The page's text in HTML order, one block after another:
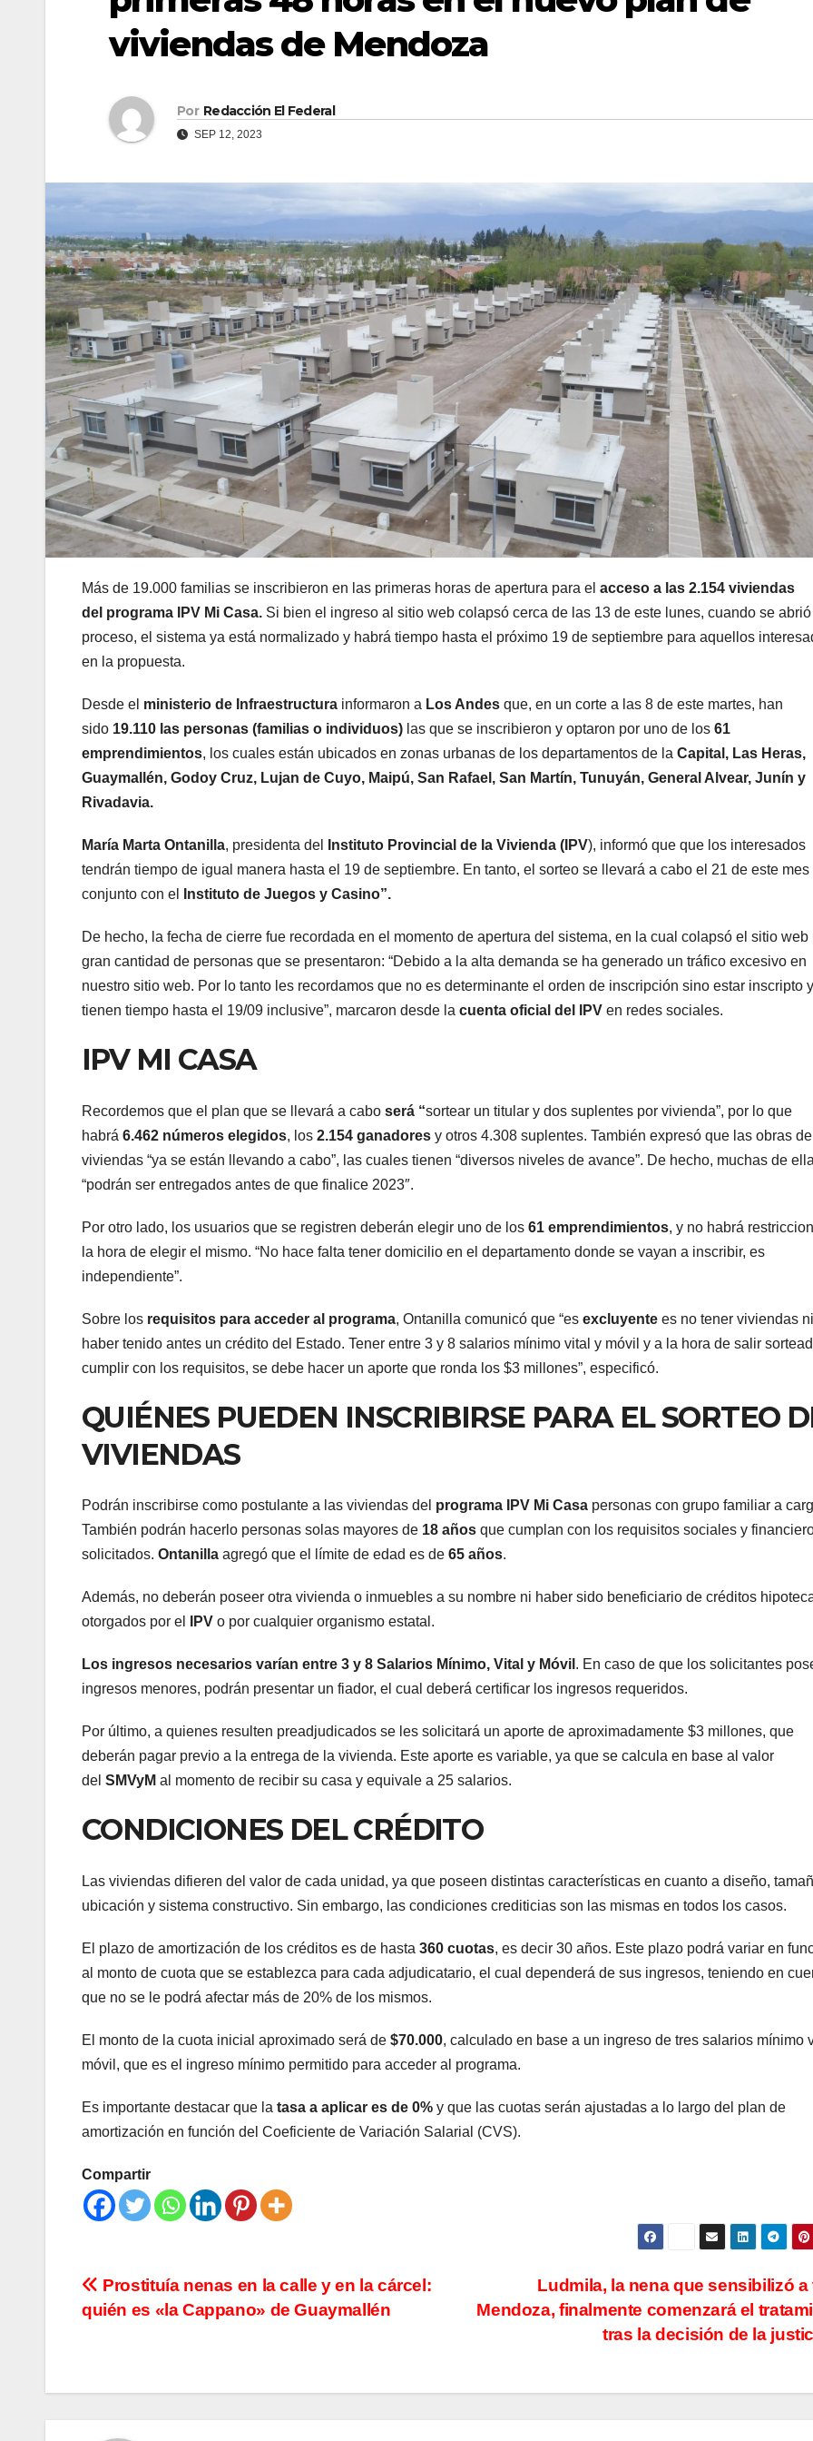
viviendas de Mendoza
Por Redacción El Federal
SEP 12, 2023
Más de 19.000 familias se inscribieron en las primeras horas de apertura para el acceso a las 2.154 viviendas
del programa IPV Mi Casa. Si bien el ingreso al sitio web colapsó cerca de las 13 de este lunes, cuando se abrió
proceso, el sistema ya está normalizado y habrá tiempo hasta el próximo 19 de septiembre para aquellos
en la propuesta.
Desde el ministerio de Infraestructura informaron a Los Andes que, en un corte a las 8 de este martes, han
sido 19.110 las personas (familias o individuos) las que se inscribieron y optaron por uno de los 61
emprendimientos, los cuales están ubicados en zonas urbanas de los departamentos de la Capital, Las Heras,
Guaymallén, Godoy Cruz, Lujan de Cuyo, Maipú, San Rafael, San Martín, Tunuyán, General Alvear, Junín y
Rivadavia.
María Marta Ontanilla, presidenta del Instituto Provincial de la Vivienda (IPV), informó que que los interesados
tendrán tiempo de igual manera hasta el 19 de septiembre. En tanto, el sorteo se llevará a cabo el 21 de este mes
conjunto con el
Instituto de Juegos y Casino”.
De hecho, la fecha de cierre fue recordada en el momento de apertura del sistema, en la cual colapsó el sitio web
gran cantidad de personas que se presentaron: “Debido a la alta demanda se ha generado un tráfico excesivo en
nuestro sitio web. Por lo tanto les recordamos que no es determinante el orden de inscripción sino estar inscripto y
tienen tiempo hasta el 19/09 inclusive”, marcaron desde la cuenta oficial del IPV en redes sociales.
IPV MI CASA
Recordemos que el plan que se llevará a cabo será “sortear un titular y dos suplentes por vivienda”, por lo que
habrá 6.462 números elegidos, los 2.154 ganadores y otros 4.308 suplentes. También expresó que las obras de
viviendas “ya se están llevando a cabo”, las cuales tienen “diversos niveles de avance”. De hecho, muchas de
“podrán ser entregados antes de que finalice 2023″.
Por otro lado, los usuarios que se registren deberán elegir uno de los 61 emprendimientos, y no habrá
la hora de elegir el mismo. “No hace falta tener domicilio en el departamento donde se vayan a inscribir, es
independiente”.
Sobre los requisitos para acceder al programa, Ontanilla comunicó que “es excluyente es no tener viviendas ni
haber tenido antes un crédito del Estado. Tener entre 3 y 8 salarios mínimo vital y móvil y a la hora de salir
cumplir con los requisitos, se debe hacer un aporte que ronda los $3 millones”, especificó.
QUIÉNES PUEDEN INSCRIBIRSE PARA EL SORTEO
VIVIENDAS
Podrán inscribirse como postulante a las viviendas del programa IPV Mi Casa personas con grupo familiar a
También podrán hacerlo personas solas mayores de 18 años que cumplan con los requisitos sociales y
solicitados. Ontanilla agregó que el límite de edad es de 65 años.
Además, no deberán poseer otra vivienda o inmuebles a su nombre ni haber sido beneficiario de créditos
otorgados por el
IPV o por cualquier organismo estatal.
Los ingresos necesarios varían entre 3 y 8 Salarios Mínimo, Vital y Móvil . En caso de que los solicitantes
ingresos menores, podrán presentar un fiador, el cual deberá certificar los ingresos requeridos.
Por último, a quienes resulten preadjudicados se les solicitará un aporte de aproximadamente $3 millones, que
deberán pagar previo a la entrega de la vivienda. Este aporte es variable, ya que se calcula en base al valor
del SMVyM al momento de recibir su casa y equivale a 25 salarios.
CONDICIONES DEL CRÉDITO
Las viviendas difieren del valor de cada unidad, ya que poseen distintas características en cuanto a diseño,
ubicación y sistema constructivo. Sin embargo, las condiciones crediticias son las mismas en todos los casos.
El plazo de amortización de los créditos es de hasta 360 cuotas, es decir 30 años. Este plazo podrá variar en
al monto de cuota que se establezca para cada adjudicatario, el cual dependerá de sus ingresos, teniendo en
que no se le podrá afectar más de 20% de los mismos.
El monto de la cuota inicial aproximado será de $70.000, calculado en base a un ingreso de tres salarios mínimo
móvil, que es el ingreso mínimo permitido para acceder al programa.
Es importante destacar que la tasa a aplicar es de 0% y que las cuotas serán ajustadas a lo largo del plan de
amortización en función del Coeficiente de Variación Salarial (CVS).
Compartir
Navegación
de
Ludmila, la nena que sensibilizó a
Mendoza, finalmente comenzará el
tras la decisión de la
Prostituía nenas en la calle y en la cárcel:
quién es «la Cappano» de Guaymallén
MENDOZA
Nación se
sumó al
pedido de
bloquear los
celulares en
las cárceles de
7 AGOSTO, 2026
MENDOZA
un
7
La empresa
minera Vicuña
gobierno de
San Juan U$D
cómo un
aporte
y no
y
que
Delincuente
abusó de una
anciana tras
ingresar en su
robarle: fue
filmado
cuando
escapaba
6 JUNIO, 2023
una
que
20